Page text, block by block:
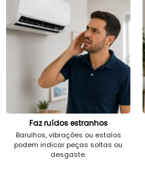
Faz ruídos estranhos
Barulhos, vibrações ou estalos
podem indicar peças soltas ou
desgaste.